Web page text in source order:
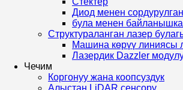
Диод менен
була менен
Структураланган лазер
Машина көрүү линиясы
Лазердик Dazzler
Чечим
Коргонуу жана коопсуздук
Алыстан LiDAR сенсору